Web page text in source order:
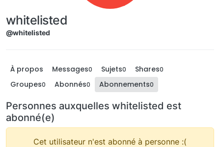
whitelisted
@whitelisted
À propos Messages0 Sujets0 Shares0
Groupes0 Abonnés0 Abonnements0
Personnes auxquelles whitelisted est
abonné(e)
Cet utilisateur n'est abonné à personne :(